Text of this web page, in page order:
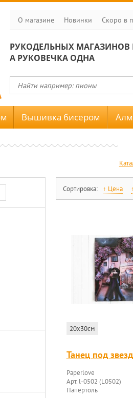
О магазине Новинки Скоро в
РУКОДЕЛЬНЫХ
А РУКОВЕЧКА ОДНА
Вышивка бисером
Сортировка: Цена
20x30см
Танец под
Paperlove
Арт. l-0502 (L0502)
Папертоль